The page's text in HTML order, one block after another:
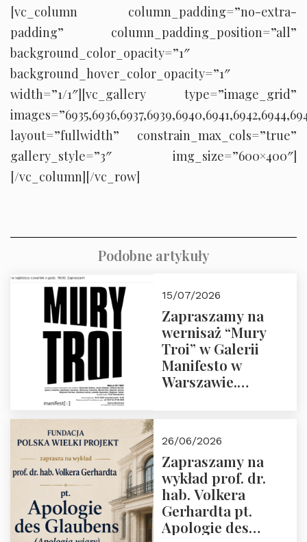
[vc_column column_padding=”no-extra-
padding” column_padding_position=”all”
background_color_opacity=”1″
background_hover_color_opacity=”1″
width=”1/1″][vc_gallery type=”image_grid”
layout=”fullwidth” constrain_max_cols=”true”
gallery_style=”3″ img_size=”600×400″]
[/vc_column][/vc_row]
Podobne artykuły
15/07/2026
Zapraszamy na
wernisaż “Mury
Troi” w Galerii
Manifesto w
Warszawie.
26/06/2026
Zapraszamy na
wykład prof. dr.
hab. Volkera
Gerhardta pt.
Apologie des